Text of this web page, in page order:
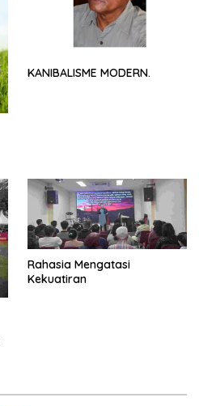
KANIBALISME MODERN.
Rahasia Mengatasi
Kekuatiran